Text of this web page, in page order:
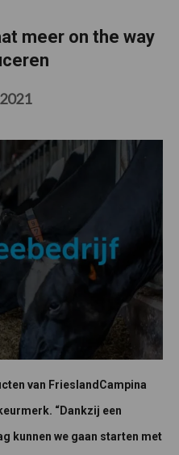
meer on the way
van FrieslandCampina
“Dankzij een
kunnen we gaan starten met